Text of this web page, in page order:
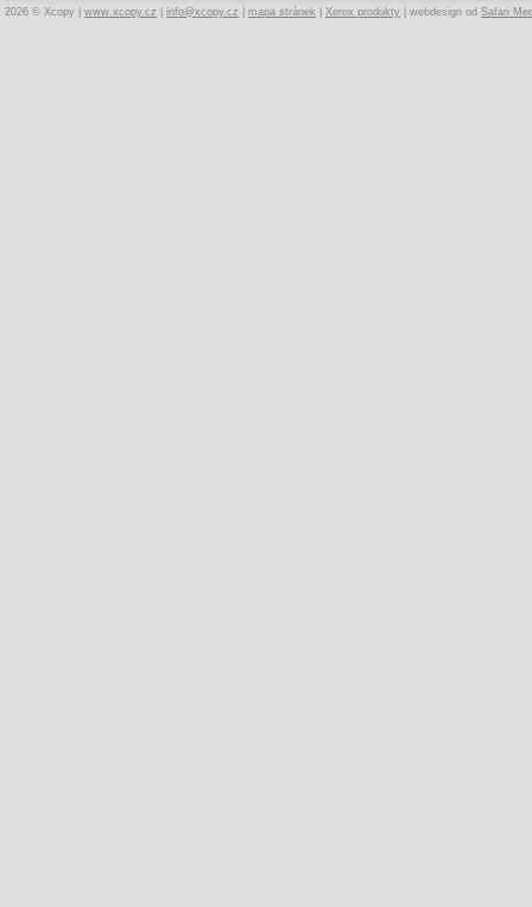
2026 © Xcopy | www.xcopy.cz info@xcopy.cz mapa stránek Xerox produkty | webdesign od Safari